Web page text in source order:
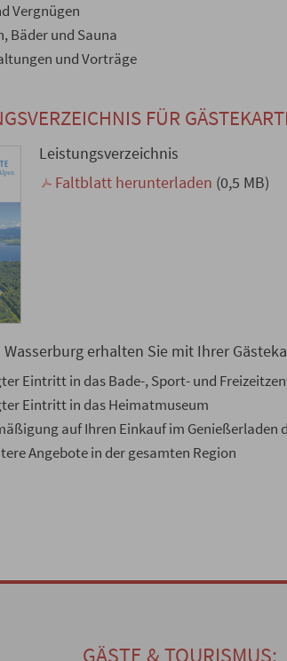
Vergnügen
Bäder und Sauna
und Vorträge
FÜR
Leistungsverzeichnis
Faltblatt herunterladen (0,5 MB)
Wasserburg erhalten Sie mit Ihrer
Eintritt in das Bade-, Sport- und
Eintritt in das Heimatmuseum
auf Ihren Einkauf im Genießerladen
Angebote in der gesamten Region
GÄSTE & TOURISMUS: